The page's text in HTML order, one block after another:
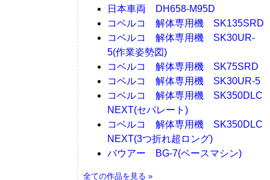
日本車両 DH658-M95D
コベルコ 解体専用機 SK135SRD
コベルコ 解体専用機 SK30UR-
5(作業姿勢図)
コベルコ 解体専用機 SK75SRD
コベルコ 解体専用機 SK30UR-5
コベルコ 解体専用機 SK350DLC
NEXT(セパレート)
コベルコ 解体専用機 SK350DLC
NEXT(3つ折れ超ロング)
バウアー BG-7(ベースマシン)
全ての作品を見る »